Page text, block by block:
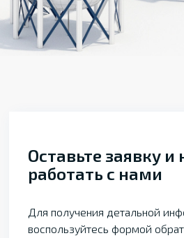
Оставьте заявку и
работать с нами
Для получения детальной
воспользуйтесь формой